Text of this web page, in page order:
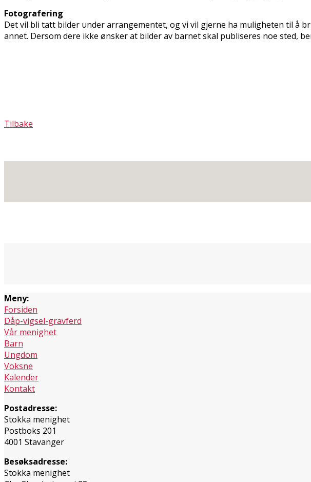
Fotografering
Det vil bli tatt bilder under arrangementet, og vi vil gjerne ha muligheten til å
annet. Dersom dere ikke ønsker at bilder av barnet skal publiseres noe sted,
Tilbake
Meny:
Forsiden
Dåp-vigsel-gravferd
Vår menighet
Barn
Ungdom
Voksne
Kalender
Kontakt
Postadresse:
Stokka menighet
Postboks 201
4001 Stavanger
Besøksadresse:
Stokka menighet